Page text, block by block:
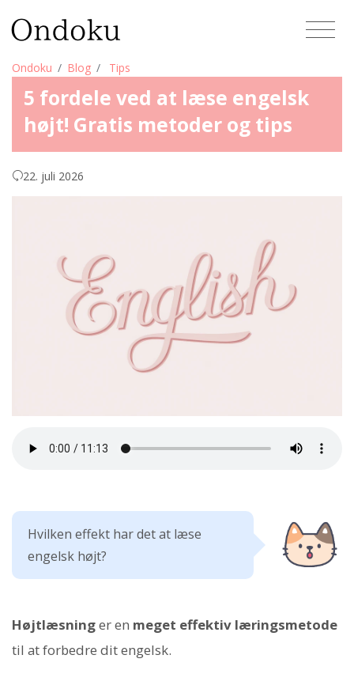
Ondoku Blog Tips
5 fordele ved at læse engelsk
højt! Gratis metoder og tips
22. juli 2026
Hvilken effekt har det at læse
engelsk højt?
Højtlæsninger en meget effektiv læringsmetode
til at forbedre dit engelsk.